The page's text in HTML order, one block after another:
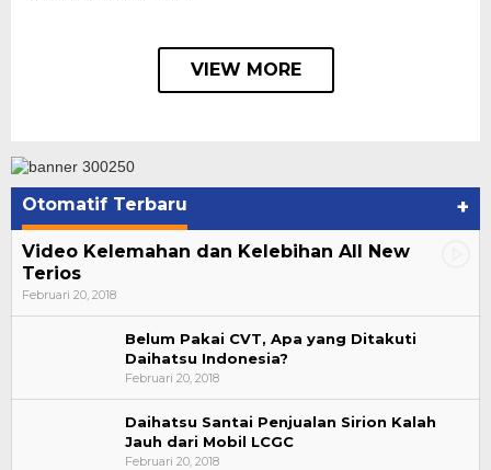
VIEW MORE
Otomatif Terbaru +
Video Kelemahan dan Kelebihan All New
Terios
Februari 20, 2018
Belum Pakai CVT, Apa yang Ditakuti
Daihatsu Indonesia?
Februari 20, 2018
Daihatsu Santai Penjualan Sirion Kalah
Jauh dari Mobil LCGC
Februari 20, 2018
Bupati Ahmad Hijazi, Hadiri Paripurna Hasil